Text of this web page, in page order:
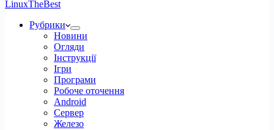
LinuxTheBest
Рубрики
Новини
Огляди
Інструкції
Ігри
Програми
Робоче оточення
Android
Сервер
Железо